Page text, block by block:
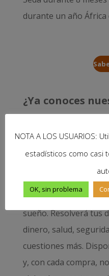
durante un año África
¿Ya conoces
Nuestro libroCómo
ayudará en los
sueño. Resolverá tus
dinero, salud,
cuestiones más.
y, con cada compra,
NOTA A LOS USUARIOS:
estadísticos como casi
OK, sin problema